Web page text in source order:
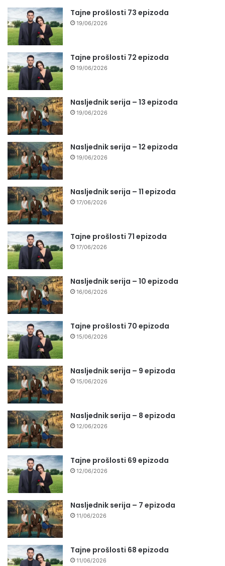
Tajne prošlosti 73 epizoda
19/06/2026
Tajne prošlosti 72 epizoda
19/06/2026
Nasljednik serija – 13 epizoda
19/06/2026
Nasljednik serija – 12 epizoda
19/06/2026
Nasljednik serija – 11 epizoda
17/06/2026
Tajne prošlosti 71 epizoda
17/06/2026
Nasljednik serija – 10 epizoda
16/06/2026
Tajne prošlosti 70 epizoda
15/06/2026
Nasljednik serija – 9 epizoda
15/06/2026
Nasljednik serija – 8 epizoda
12/06/2026
Tajne prošlosti 69 epizoda
12/06/2026
Nasljednik serija – 7 epizoda
11/06/2026
Tajne prošlosti 68 epizoda
11/06/2026